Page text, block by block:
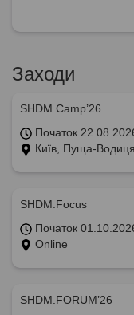
Заходи
SHDM.Camp’26
Початок
Київ, Пуща-
SHDM.Focus
Початок
Online
SHDM.FORUM’26